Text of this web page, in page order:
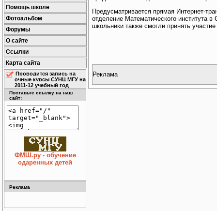
Помощь школе
Фотоальбом
Форумы
О сайте
Ссылки
Карта сайта
Проводится запись на
очные курсы СУНЦ МГУ на
2011-12 учебный год
Поставьте ссылку на наш
сайт:
ФМШ.ру - обучение
одаренных детей
Реклама
Предусматривается прямая Интернет-
отделение Математического института в
школьники также смогли принять
Реклама